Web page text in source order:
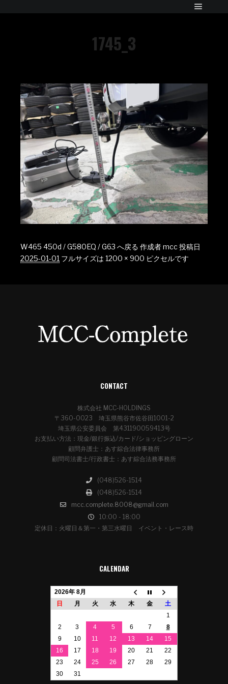
1745_3
W465 450d / G580EQ / G63 へ戻る 作成者mcc投稿日
2025-01-01 フルサイズは 1200 × 900 ピクセルです
CONTACT
株式会社 MCC-HOLDINGS
〒360-0023 埼玉県熊谷市佐谷田1001-2
埼玉県公安委員会 第431190059413号
お支払い方法：現金/銀行振込/カード/ショッピングローン
顧問弁護士：あす綜合法律事務所
顧問司法書士/行政書士：あす綜合法務事務所
(048)526-1514
(048)526-1514
mcc.complete.8008@gmail.com
10:00 - 18:00
定休日：火曜日＆第一・第三水曜日 イベント・レース時
CALENDAR
2026年 8月
日
月 火 水 木 金
土
1
2
3 4 5 6 7
8
9
10 11 12 13 14
15
16
17 18 19 20 21
22
23
24 25 26 27 28
29
30
31